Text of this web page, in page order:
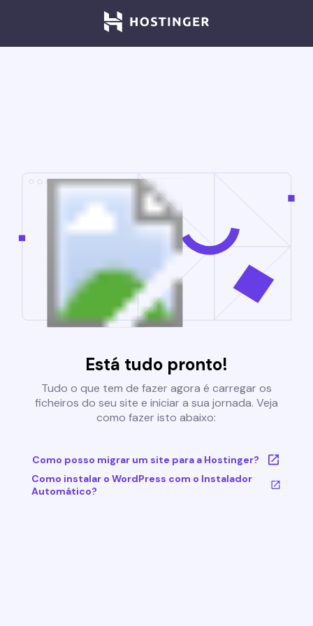
Está tudo pronto!
Tudo o que tem de fazer agora é carregar os
ficheiros do seu site e iniciar a sua jornada. Veja
como fazer isto abaixo:
Como posso migrar um site para a Hostinger?
Como instalar o WordPress com o Instalador
Automático?